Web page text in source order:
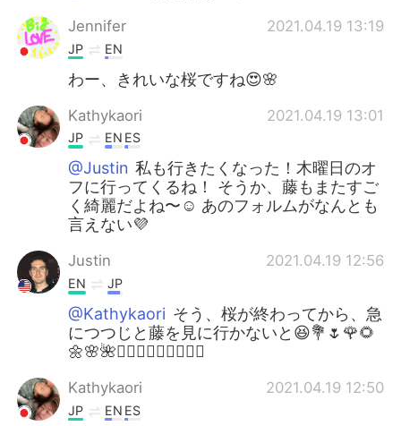
Jennifer 2021.04.19 13:19
JP EN
わー、きれいな桜ですね😍🌸
Kathykaori 2021.04.19 13:01
JP EN ES
@Justin 私も行きたくなった！木曜日のオ
フに行ってくるね！ そうか、藤もまたすご
く綺麗だよね〜☺ あのフォルムがなんとも
言えない💜
Justin 2021.04.19 12:56
EN JP
@Kathykaori そう、桜が終わってから、急
につつじと藤を見に行かないと😆💐🌷🌹🌻
🌼🌸🌺🏃🏻‍♂️🏃🏻‍♂️🏃🏻‍♂️
Kathykaori 2021.04.19 12:50
JP EN ES